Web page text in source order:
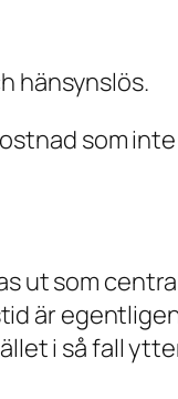
hänsynslös.
som
ut som
är
i så fall